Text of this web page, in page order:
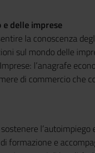
delle imprese
la conoscenza
sul mondo delle
l’anagrafe
di commercio che
l’autoimpiego
formazione e